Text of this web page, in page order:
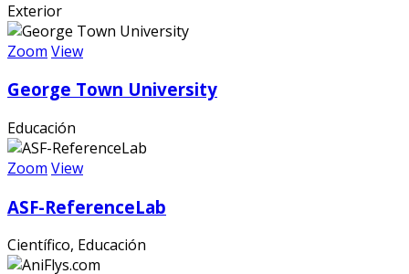
Exterior
Zoom View
George Town University
Educación
Zoom View
ASF-ReferenceLab
Científico, Educación